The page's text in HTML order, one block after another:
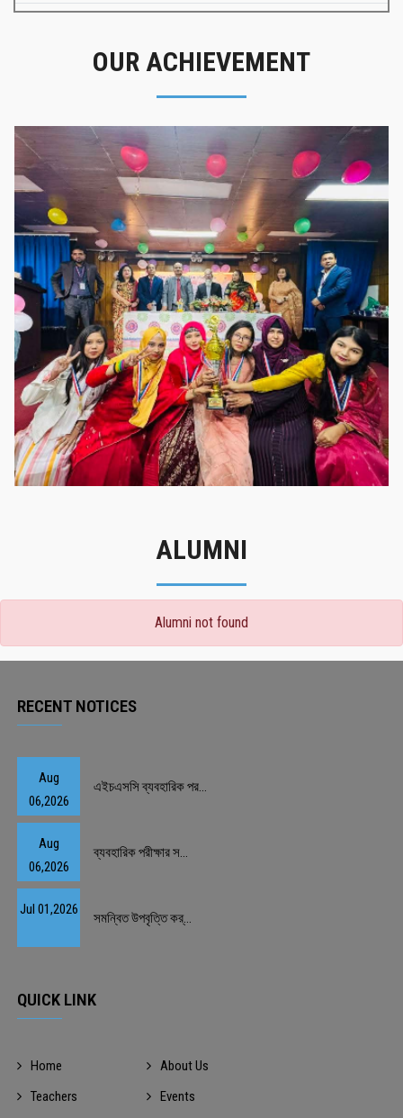
OUR ACHIEVEMENT
গৌরবের মুহূর্ত
গৌরবের মুহূর্ত
ALUMNI
Alumni not found
RECENT NOTICES
Aug
06,2026
এইচএসসি ব্যবহারিক পর...
Aug
06,2026
ব্যবহারিক পরীক্ষার স...
Jul 01,2026
সমন্বিত উপবৃত্তি কর্...
QUICK LINK
Home
About Us
Teachers
Events